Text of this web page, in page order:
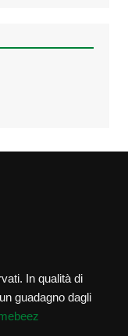
In qualità di
guadagno dagli